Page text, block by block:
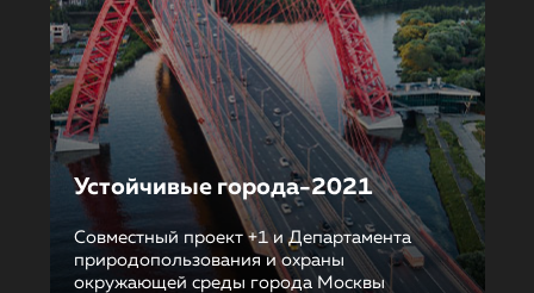
Устойчивые города-2021
Совместный проект +1 и Департамента
природопользования и охраны
окружающей среды города Москвы